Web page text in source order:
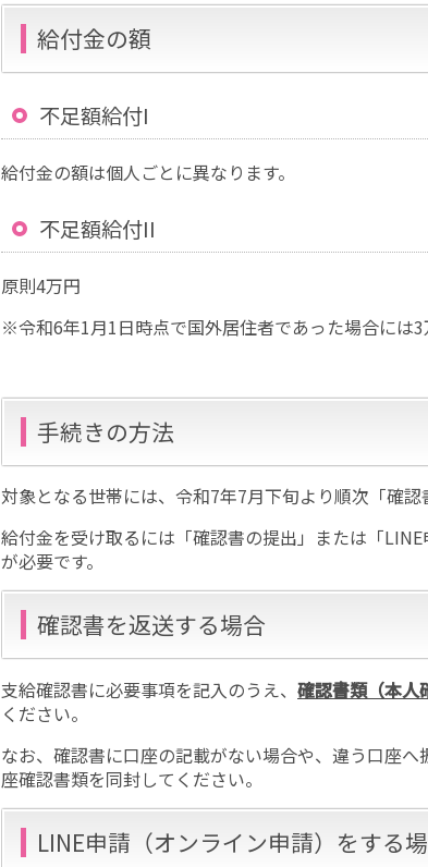
給付金の額
不足額給付I
給付金の額は個人ごとに異なります。
不足額給付II
原則4万円
※令和6年1月1日時点で国外居住者であった場合には3
手続きの方法
対象となる世帯には、令和7年7月下旬より順次「確認
給付金を受け取るには「確認書の提出」または「
が必要です。
確認書を返送する場合
支給確認書に必要事項を記入のうえ、 確認書類（本人
ください。
なお、確認書に口座の記載がない場合や、違う口座
座確認書類を同封してください。
LINE申請（オンライン申請）をする